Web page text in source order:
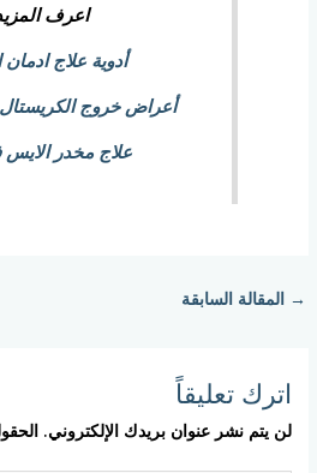
اعرف
أدوية علاج
أعراض خروج
علاج مخدر
→ المقالة السابقة
اترك تعليقاً
لن يتم نشر عنوان بريدك الإلكتروني.